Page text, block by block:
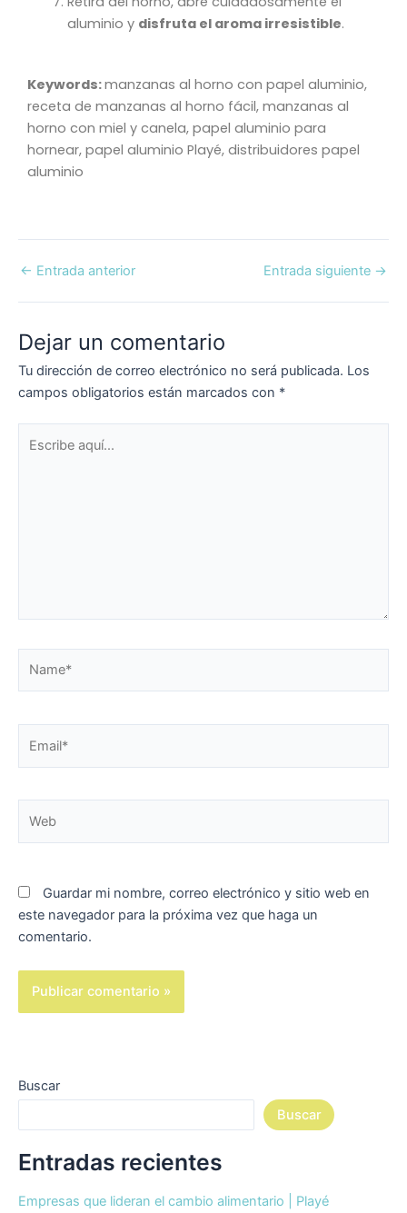
aluminio y disfruta el aroma irresistible.
Keywords:manzanas al horno con papel aluminio,
receta de manzanas al horno fácil, manzanas al
horno con miel y canela, papel aluminio para
hornear, papel aluminio Playé, distribuidores papel
aluminio
← Entrada anterior Entrada siguiente →
Dejar un comentario
Tu dirección de correo electrónico no será publicada. Los
campos obligatorios están marcados con *
aquí...
Guardar mi nombre, correo electrónico y sitio web en
este navegador para la próxima vez que haga un
comentario.
Buscar
Buscar
Entradas recientes
Empresas que lideran el cambio alimentario | Playé